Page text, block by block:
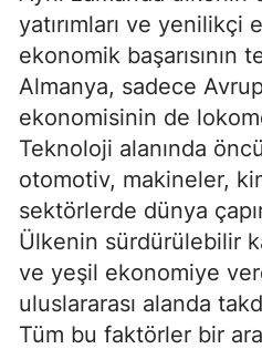
yatırımları ve yenilikçi
ekonomik başarısının
Almanya, sadece
ekonomisinin de
Teknoloji alanında
otomotiv, makineler,
sektörlerde dünya
Ülkenin sürdürülebilir
ve yeşil ekonomiye
uluslararası alanda
Tüm bu faktörler bir